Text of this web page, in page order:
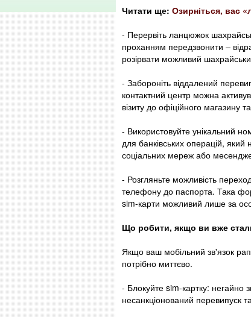
Читати ще: Озирніться, вас
- Перервіть ланцюжок
проханням передзвонити –
розірвати можливий
- Забороніть віддалений
контактний центр можна
візиту до офіційного магазину
- Використовуйте унікальний
для банківських операцій,
соціальних мереж або
- Розгляньте можливість
телефону до паспорта. Така
sim-карти можливий лише за
Що робити, якщо ви вже
Якщо ваш мобільний зв'язок
потрібно миттєво.
- Блокуйте sim-картку: негайно
несанкціонований перевипуск